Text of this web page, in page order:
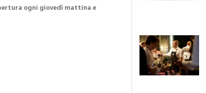
ogni giovedì mattina e